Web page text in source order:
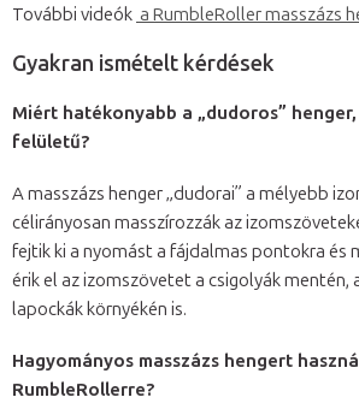
További videók a RumbleRoller masszázs
Gyakran ismételt kérdések
Miért hatékonyabb a „dudoros” henger,
felületű?
A masszázs henger „dudorai” a mélyebb
célirányosan masszírozzák az
fejtik ki a nyomást a fájdalmas pontokra és
érik el az izomszövetet a csigolyák mentén,
lapockák környékén is.
Hagyományos masszázs hengert
RumbleRollerre?